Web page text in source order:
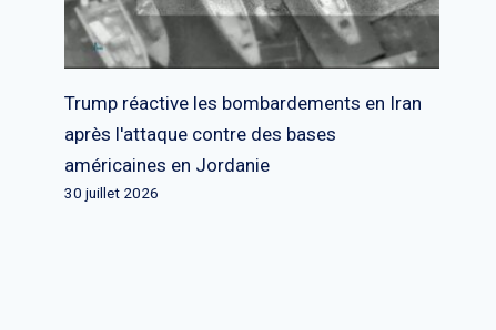
Trump réactive les bombardements en Iran
après l'attaque contre des bases
américaines en Jordanie
30 juillet 2026